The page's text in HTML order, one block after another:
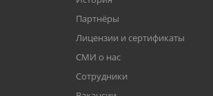
Партнёры
Лицензии и сертификаты
СМИ о нас
Сотрудники